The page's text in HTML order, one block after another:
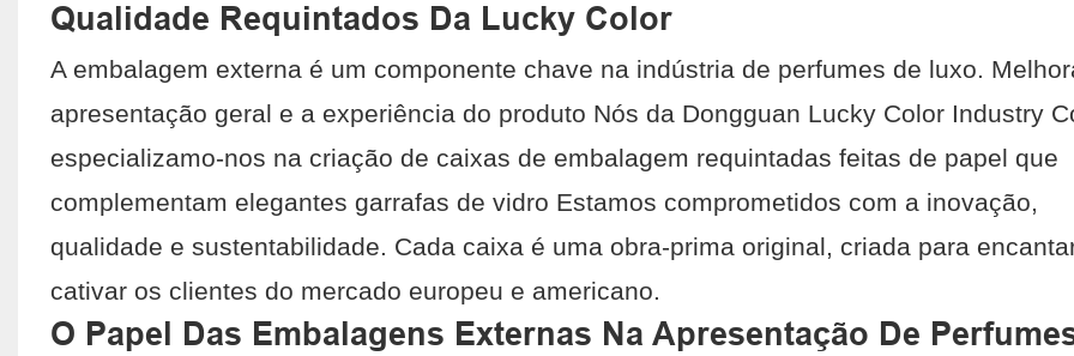
Qualidade Requintados Da Lucky Color
A embalagem externa é um componente chave na indústria de perfumes de luxo.
apresentação geral e a experiência do produto Nós da Dongguan Lucky Color Industry
especializamo-nos na criação de caixas de embalagem requintadas feitas de papel que
complementam elegantes garrafas de vidro Estamos comprometidos com a inovação,
qualidade e sustentabilidade. Cada caixa é uma obra-prima original, criada para
cativar os clientes do mercado europeu e americano.
O Papel Das Embalagens Externas Na Apresentação De